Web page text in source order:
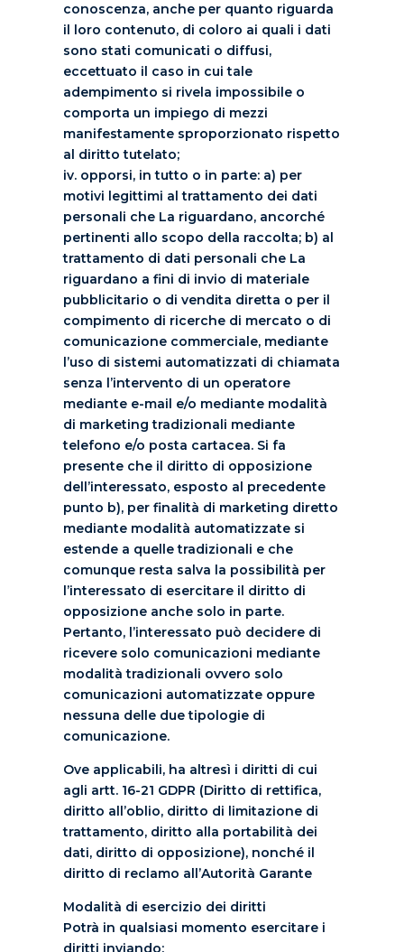
conoscenza, anche per quanto riguarda
il loro contenuto, di coloro ai quali i dati
sono stati comunicati o diffusi,
eccettuato il caso in cui tale
adempimento si rivela impossibile o
comporta un impiego di mezzi
manifestamente sproporzionato rispetto
al diritto tutelato;
iv. opporsi, in tutto o in parte: a) per
motivi legittimi al trattamento dei dati
personali che La riguardano, ancorché
pertinenti allo scopo della raccolta; b) al
trattamento di dati personali che La
riguardano a fini di invio di materiale
pubblicitario o di vendita diretta o per il
compimento di ricerche di mercato o di
comunicazione commerciale, mediante
l’uso di sistemi automatizzati di chiamata
senza l’intervento di un operatore
mediante e-mail e/o mediante modalità
di marketing tradizionali mediante
telefono e/o posta cartacea. Si fa
presente che il diritto di opposizione
dell’interessato, esposto al precedente
punto b), per finalità di marketing diretto
mediante modalità automatizzate si
estende a quelle tradizionali e che
comunque resta salva la possibilità per
l’interessato di esercitare il diritto di
opposizione anche solo in parte.
Pertanto, l’interessato può decidere di
ricevere solo comunicazioni mediante
modalità tradizionali ovvero solo
comunicazioni automatizzate oppure
nessuna delle due tipologie di
comunicazione.
Ove applicabili, ha altresì i diritti di cui
agli artt. 16-21 GDPR (Diritto di rettifica,
diritto all’oblio, diritto di limitazione di
trattamento, diritto alla portabilità dei
dati, diritto di opposizione), nonché il
diritto di reclamo all’Autorità Garante
Modalità di esercizio dei diritti
Potrà in qualsiasi momento esercitare i
diritti inviando: